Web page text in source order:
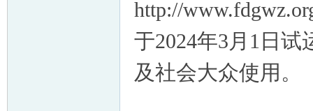
http://
于2024年3月1日
及社会大众使用。